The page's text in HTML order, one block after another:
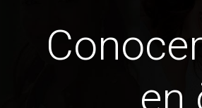
en